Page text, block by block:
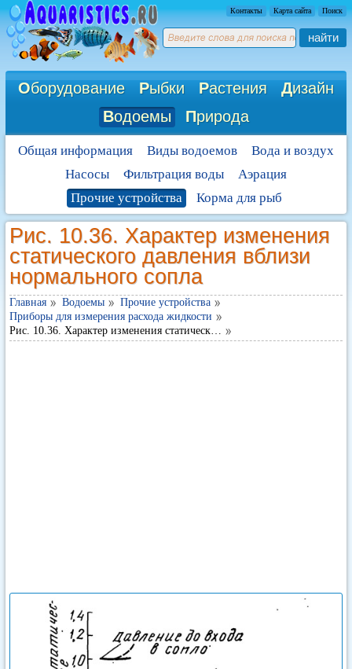
Контакты Карта сайта Поиск
найти
Оборудование Рыбки Растения Дизайн
Водоемы Природа
Общая информация Виды водоемов
Вода и воздух
Насосы
Фильтрация воды
Аэрация
Прочие устройства
Корма для рыб
Рис. 10.36. Характер изменения
статического давления вблизи
нормального сопла
Главная Водоемы
Прочие устройства
Приборы для измерения расхода жидкости
Рис. 10.36. Характер изменения статическ…